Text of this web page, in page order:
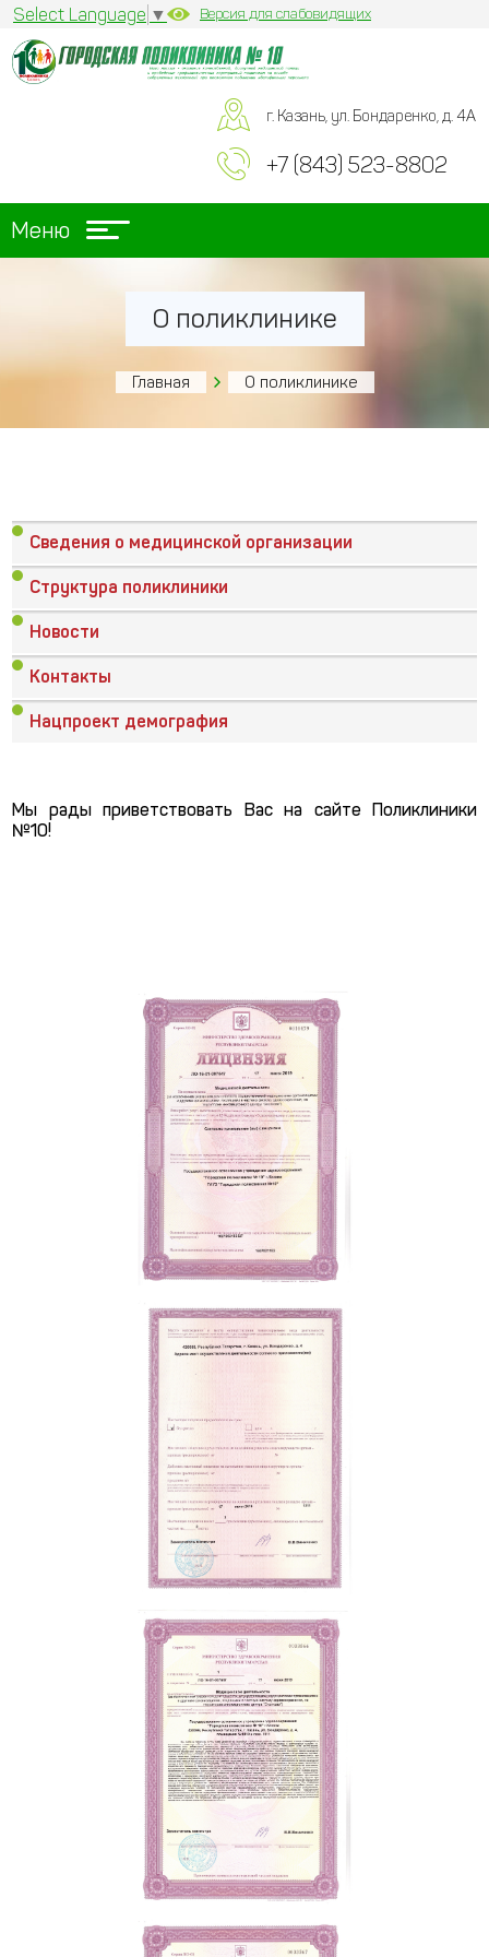
Select Language ▼ Версия для слабовидящих
г. Казань, ул. Бондаренко, д. 4А
+7 (843) 523-8802
Меню
О поликлинике
Главная О поликлинике
Сведения о медицинской организации
Структура поликлиники
Новости
Контакты
Нацпроект демография
Мы рады приветствовать Вас на сайте Поликлиники
№10!